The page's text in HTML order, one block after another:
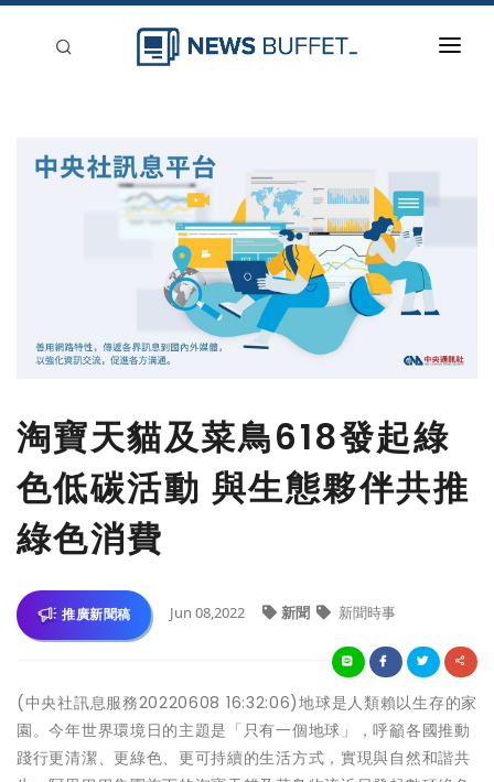
淘寶天貓及菜鳥618發起綠
色低碳活動 與生態夥伴共推
綠色消費
推廣新聞稿 Jun 08,2022 新聞 新聞時事
(中央社訊息服務20220608 16:32:06)地球是人類賴以生存的家
園。今年世界環境日的主題是「只有一個地球」，呼籲各國推動
踐行更清潔、更綠色、更可持續的生活方式，實現與自然和諧共